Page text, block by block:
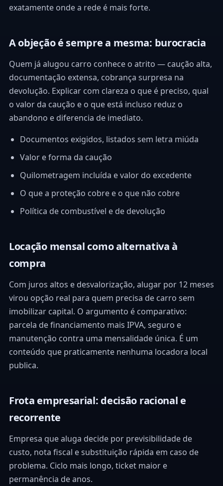
exatamente onde a rede é mais forte.
A objeção é sempre a mesma: burocracia
Quem já alugou carro conhece o atrito — caução alta,
documentação extensa, cobrança surpresa na
devolução. Explicar com clareza o que é preciso, qual
o valor da caução e o que está incluso reduz o
abandono e diferencia de imediato.
Documentos exigidos, listados sem letra miúda
Valor e forma da caução
Quilometragem incluída e valor do excedente
O que a proteção cobre e o que não cobre
Política de combustível e de devolução
Locação mensal como alternativa à
compra
Com juros altos e desvalorização, alugar por 12 meses
virou opção real para quem precisa de carro sem
imobilizar capital. O argumento é comparativo:
parcela de financiamento mais IPVA, seguro e
manutenção contra uma mensalidade única. É um
conteúdo que praticamente nenhuma locadora local
publica.
Frota empresarial: decisão racional e
recorrente
Empresa que aluga decide por previsibilidade de
custo, nota fiscal e substituição rápida em caso de
problema. Ciclo mais longo, ticket maior e
permanência de anos.